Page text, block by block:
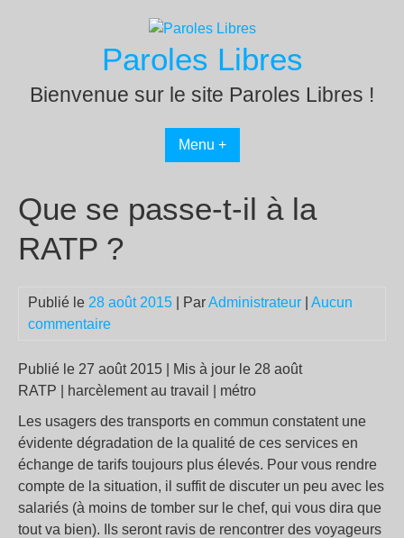
Paroles Libres
Bienvenue sur le site Paroles Libres !
Menu +
Que se passe-t-il à la
RATP ?
Publié le 28 août 2015 | ParAdministrateur
Aucun
commentaire
Publié le 27 août 2015 | Mis à jour le 28 août
RATP | harcèlement au travail | métro
Les usagers des transports en commun constatent une
évidente dégradation de la qualité de ces services en
échange de tarifs toujours plus élevés. Pour vous rendre
compte de la situation, il suffit de discuter un peu avec les
salariés (à moins de tomber sur le chef, qui vous dira que
tout va bien). Ils seront ravis de rencontrer des voyageurs